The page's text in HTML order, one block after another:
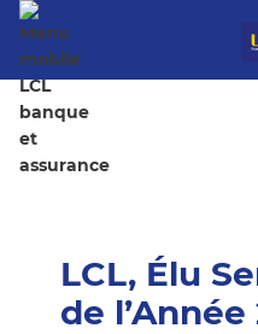
LCL, Élu
de l’Année